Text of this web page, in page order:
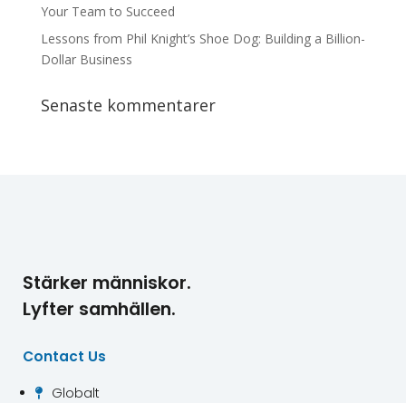
Your Team to Succeed
Lessons from Phil Knight’s Shoe Dog: Building a Billion-
Dollar Business
Senaste kommentarer
Stärker människor.
Lyfter samhällen.
Contact Us
 Globalt